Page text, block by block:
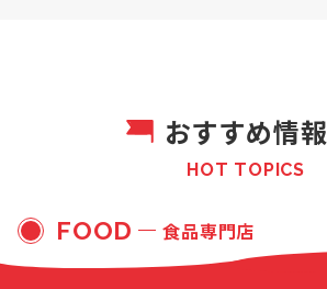
おすすめ情報
HOT TOPICS
FOOD 食品専門店